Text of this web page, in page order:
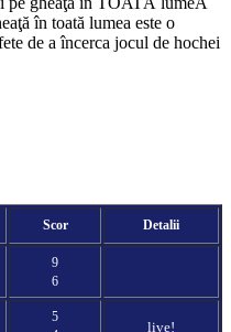
în toată lumea este o
de a încerca jocul de hochei
Scor Detalii
9
6
5
live!